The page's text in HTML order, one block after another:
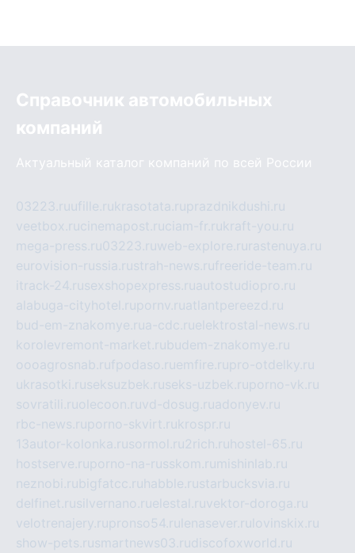
Справочник автомобильных
компаний
Актуальный каталог компаний по всей России
03223.ruufille.rukrasotata.ruprazdnikdushi.ru
veetbox.rucinemapost.ruciam-fr.rukraft-you.ru
mega-press.ru03223.ruweb-explore.ru rastenuya.ru
eurovision-russia.rustrah-news.rufreeride-team.ru
itrack-24.rusexshopexpress.ruautostudiopro.ru
alabuga-cityhotel.rupornv.ruatlantpereezd.ru
bud-em-znakomye.rua-cdc.ruelektrostal-news.ru
korolevremont-market.rubudem-znakomye.ru
oooagrosnab.rufpodaso.ruemfire.rupro-otdelky.ru
ukrasotki.ruseksuzbek.ruseks-uzbek.ruporno-vk.ru
sovratili.ruolecoon.ruvd-dosug.ruadonyev.ru
rbc-news.ruporno-skvirt.rukrospr.ru
13autor-kolonka.rusormol.ru2rich.ru hostel-65.ru
hostserve.ruporno-na-russkom.ru mishinlab.ru
neznobi.rubigfatcc.ru habble.rustarbucksvia.ru
delfinet.rusilvernano.ruelestal.ruvektor-doroga.ru
velotrenajery.rupronso54.ru lenasever.ru lovinskix.ru
show-pets.rusmartnews03.rudiscofoxworld.ru